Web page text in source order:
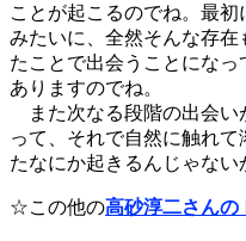
ことが起こるのでね。最
みたいに、全然そんな存
たことで出会うことにな
ありますのでね。
また次なる段階の出会い
って、それで自然に触れ
たなにか起きるんじゃない
☆この他の高砂淳二さんの